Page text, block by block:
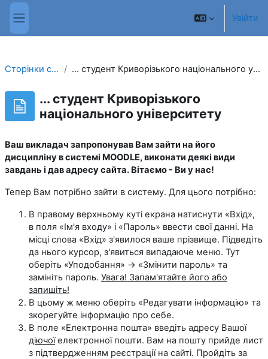
Перейти до головного вмісту
Бокова панель
Увійти
Сторінки сайту ... студент Криворізького національного університету
... студент Криворізького
національного університету
Ваш викладач запропонував Вам зайти на його
дисципліну в системі MOODLE, виконати деякі види
завдань і дав адресу сайта. Вітаємо - Ви у нас!
Тепер Вам потрібно зайти в систему. Для цього потрібно:
В правому верхньому куті екрана натиснути «Вхід»,
в поля «Ім'я входу» і «Пароль» ввести свої данні. На
місці слова «Вхід» з'явилося ваше прізвище. Підведіть
да нього курсор, з'явиться випадаюче меню. Тут
оберіть «Уподобання» → «Змінити пароль» та
замініть пароль. Увага! Запам'ятайте його або
запишіть!
В цьому ж меню оберіть «Редагувати інформацію» та
зкорегуйте інформацію про себе.
В поле «Електронна пошта» введіть адресу Вашої
діючоїелектронної пошти. Вам на пошту прийде лист
з підтвердженням реєстрації на сайті. Пройдіть за